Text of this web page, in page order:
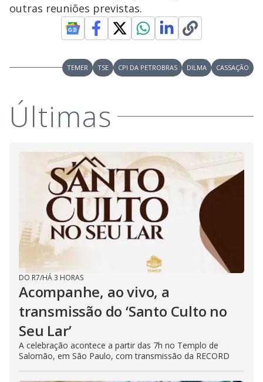
outras reuniões previstas.
TEMER TSE CPI DA PETROBRAS DILMA CASSAÇÃO
Últimas
DO R7/HÁ 3 HORAS
Acompanhe, ao vivo, a
transmissão do ‘Santo Culto no
Seu Lar’
A celebração acontece a partir das 7h no Templo de
Salomão, em São Paulo, com transmissão da RECORD